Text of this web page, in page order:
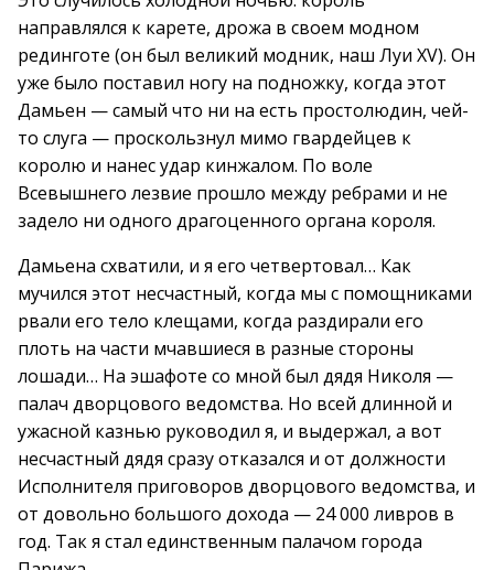
направлялся к карете, дрожа в своем модном
рединготе (он был великий модник, наш Луи XV). Он
уже было поставил ногу на подножку, когда этот
Дамьен — самый что ни на есть простолюдин, чей-
то слуга — проскользнул мимо гвардейцев к
королю и нанес удар кинжалом. По воле
Всевышнего лезвие прошло между ребрами и не
задело ни одного драгоценного органа короля.
Дамьена схватили, и я его четвертовал… Как
мучился этот несчастный, когда мы с помощниками
рвали его тело клещами, когда раздирали его
плоть на части мчавшиеся в разные стороны
лошади… На эшафоте со мной был дядя Николя —
палач дворцового ведомства. Но всей длинной и
ужасной казнью руководил я, и выдержал, а вот
несчастный дядя сразу отказался и от должности
Исполнителя приговоров дворцового ведомства, и
от довольно большого дохода — 24 000 ливров в
год. Так я стал единственным палачом города